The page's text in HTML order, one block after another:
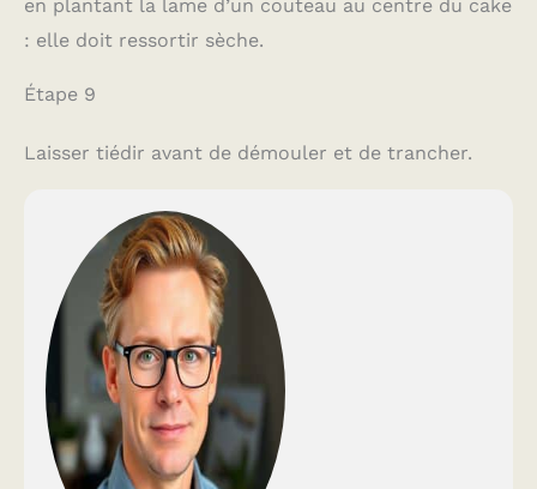
en plantant la lame d’un couteau au centre du cake
: elle doit ressortir sèche.
Étape 9
Laisser tiédir avant de démouler et de trancher.